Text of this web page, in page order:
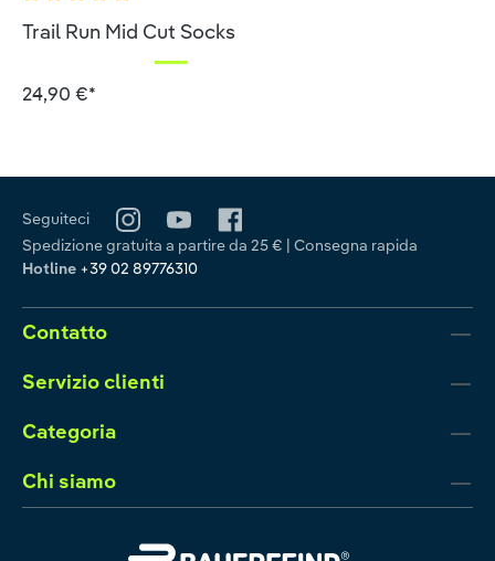
Valutazione media di 5 su 5 stelle
Trail Run Mid Cut Socks
24,90 €*
Seguiteci
Spedizione gratuita a partire da 25 € | Consegna rapida
Hotline +39 02 89776310
Contatto
Servizio clienti
Categoria
Chi siamo